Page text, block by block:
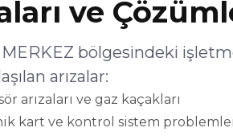
ve
MERKEZ bölgesindeki
arızalar:
arızaları ve gaz kaçakları
kart ve kontrol sistem